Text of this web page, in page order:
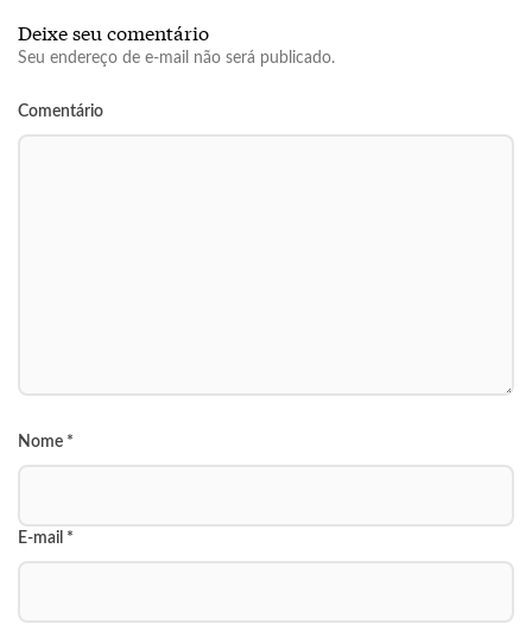
Deixe seu comentário
Seu endereço de e-mail não será publicado.
Comentário
Nome *
E-mail *